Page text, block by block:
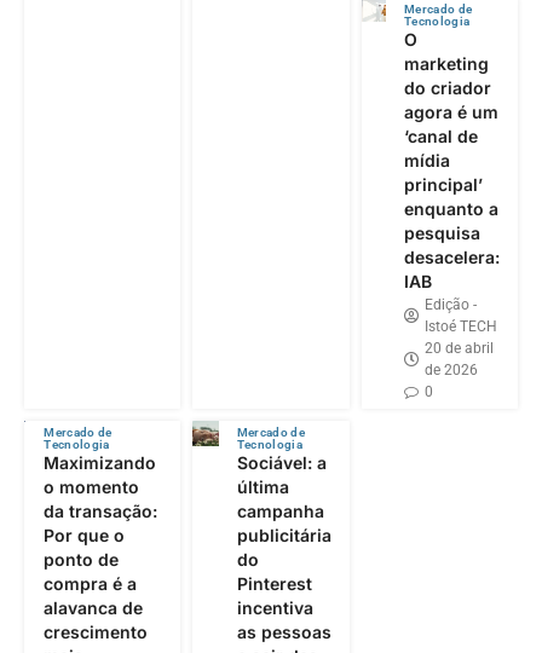
Mercado de
Tecnologia
O
marketing
do criador
agora é um
‘canal de
mídia
principal’
enquanto a
pesquisa
desacelera:
IAB
Edição -
Istoé TECH
20 de abril
de 2026
0
Mercado de
Tecnologia
Maximizando
o momento
da transação:
Por que o
ponto de
compra é a
alavanca de
crescimento
Mercado de
Tecnologia
Sociável: a
última
campanha
publicitária
do
Pinterest
incentiva
as pessoas